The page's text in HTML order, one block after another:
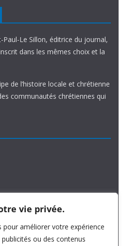
vie privée.
pour améliorer votre expérience
ou des contenus
Paul-Le Sillon, éditrice du journal,
dans les mêmes choix et la
de l’histoire locale et chrétienne
communautés chrétiennes qui